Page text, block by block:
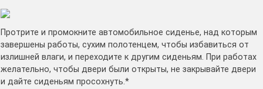
Протрите и промокните автомобильное сиденье, над которым
завершены работы, сухим полотенцем, чтобы избавиться от
излишней влаги, и переходите к другим сиденьям. При работах
желательно, чтобы двери были открыты, не закрывайте двери
и дайте сиденьям просохнуть.*